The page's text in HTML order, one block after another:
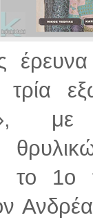
το 1ο